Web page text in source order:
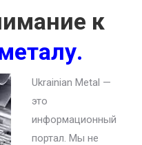
к
Ukrainian Metal —
это
информационный
портал. Мы не